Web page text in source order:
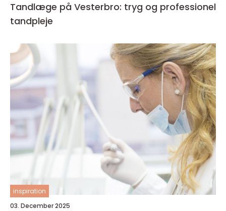
Tandlæge på Vesterbro: tryg og professionel
tandpleje
inspiration
03. December 2025